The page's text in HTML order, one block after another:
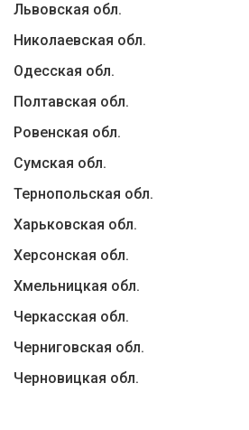
Львовская обл.
Николаевская обл.
Одесская обл.
Полтавская обл.
Ровенская обл.
Сумская обл.
Тернопольская обл.
Харьковская обл.
Херсонская обл.
Хмельницкая обл.
Черкасская обл.
Черниговская обл.
Черновицкая обл.